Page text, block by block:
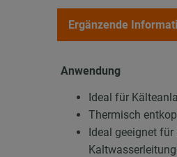
Ergänzende
Anwendung
Ideal für
Thermisch
Ideal geeignet